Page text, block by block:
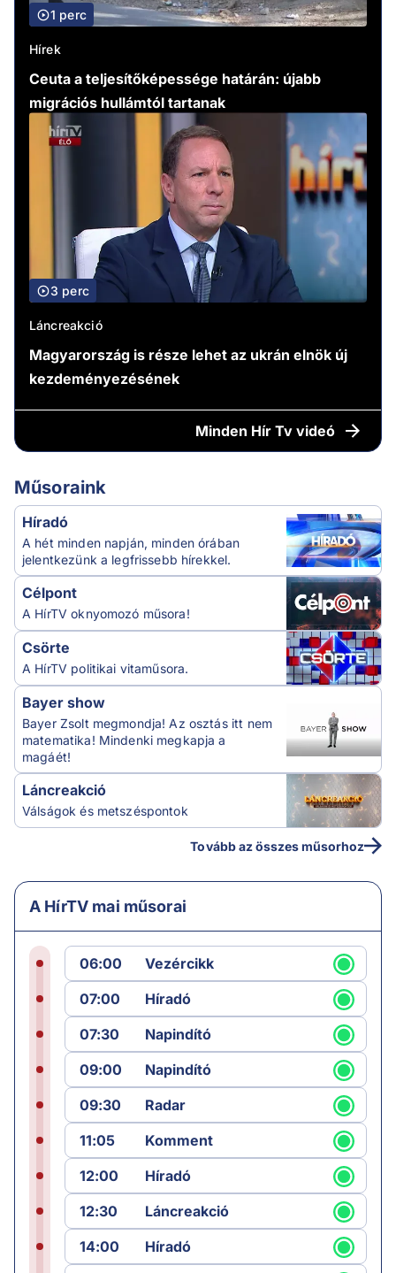
1 perc
Hírek
Ceuta a teljesítőképessége határán: újabb
migrációs hullámtól tartanak
3 perc
Láncreakció
Magyarország is része lehet az ukrán elnök új
kezdeményezésének
Minden Hír Tv videó
Műsoraink
Híradó
A hét minden napján, minden órában
jelentkezünk a legfrissebb hírekkel.
Célpont
A HírTV oknyomozó műsora!
Csörte
A HírTV politikai vitaműsora.
Bayer show
Bayer Zsolt megmondja! Az osztás itt nem
matematika! Mindenki megkapja a
magáét!
Láncreakció
Válságok és metszéspontok
Tovább az összes műsorhoz
A HírTV mai műsorai
06:00
Vezércikk
07:00
Híradó
07:30
Napindító
09:00
Napindító
09:30
Radar
11:05
Komment
12:00
Híradó
12:30
Láncreakció
14:00
Híradó